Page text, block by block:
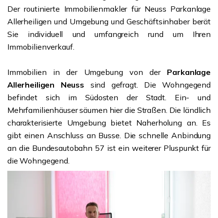
Der routinierte Immobilienmakler für Neuss Parkanlage
Allerheiligen und Umgebung und Geschäftsinhaber berät
Sie individuell und umfangreich rund um Ihren
Immobilienverkauf.
Immobilien in der Umgebung von der Parkanlage
Allerheiligen Neuss sind gefragt. Die Wohngegend
befindet sich im Südosten der Stadt. Ein- und
Mehrfamilienhäuser säumen hier die Straßen. Die ländlich
charakterisierte Umgebung bietet Naherholung an. Es
gibt einen Anschluss an Busse. Die schnelle Anbindung
an die Bundesautobahn 57 ist ein weiterer Pluspunkt für
die Wohngegend.